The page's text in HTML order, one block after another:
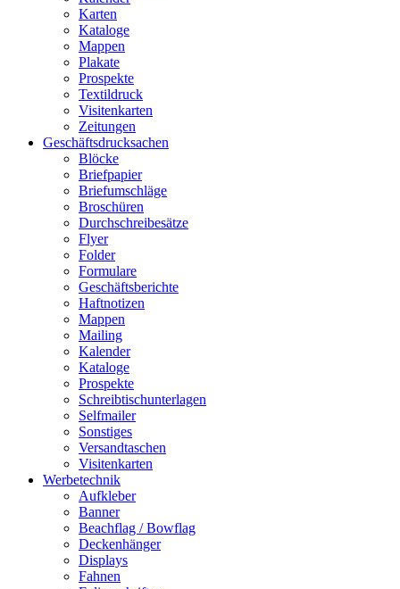
Karten
Kataloge
Mappen
Plakate
Prospekte
Textildruck
Visitenkarten
Zeitungen
Geschäftsdrucksachen
Blöcke
Briefpapier
Briefumschläge
Broschüren
Durchschreibesätze
Flyer
Folder
Formulare
Geschäftsberichte
Haftnotizen
Mappen
Mailing
Kalender
Kataloge
Prospekte
Schreibtischunterlagen
Selfmailer
Sonstiges
Versandtaschen
Visitenkarten
Werbetechnik
Aufkleber
Banner
Beachflag / Bowflag
Deckenhänger
Displays
Fahnen